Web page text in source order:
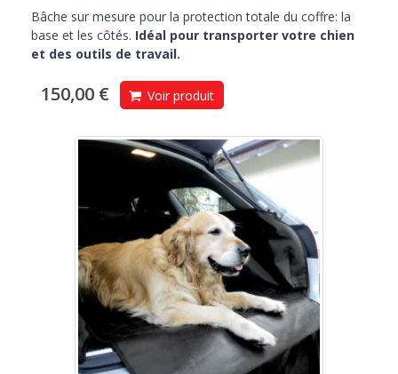
Bâche sur mesure pour la protection totale du coffre: la
base et les côtés. Idéal pour transporter votre chien
et des outils de travail.
150,00 € Voir produit